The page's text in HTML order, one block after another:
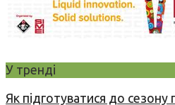
У тренді
Як підготуватися до